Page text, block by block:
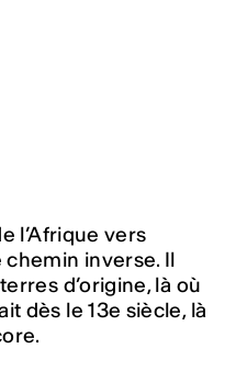
l’Afrique vers
chemin inverse. Il
d’origine, là où
dès le 13e siècle, là